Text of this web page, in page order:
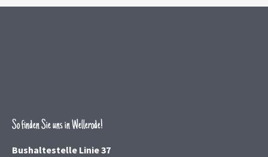
So finden Sie uns in Wellerode!
Bushaltestelle Linie 37